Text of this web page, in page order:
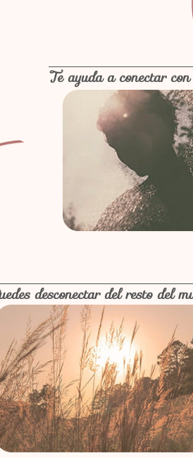
Te ayuda a conectar
desconectar del resto del